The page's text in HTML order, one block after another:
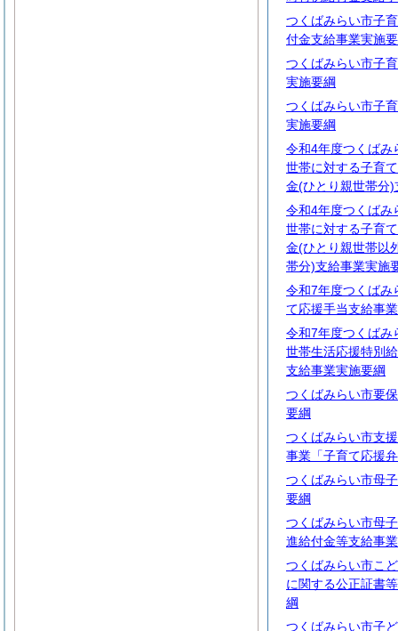
つくばみらい市子
付金支給事業実施
つくばみらい市子
実施要綱
つくばみらい市子
実施要綱
令和4年度つくばみ
世帯に対する子育
金(ひとり親世帯分
令和4年度つくばみ
世帯に対する子育
金(ひとり親世帯以
帯分)支給事業実施
令和7年度つくばみ
て応援手当支給事
令和7年度つくばみ
世帯生活応援特別
支給事業実施要綱
つくばみらい市要
要綱
つくばみらい市支
事業「子育て応援
つくばみらい市母
要綱
つくばみらい市母
進給付金等支給事
つくばみらい市こ
に関する公正証書
綱
つくばみらい市子